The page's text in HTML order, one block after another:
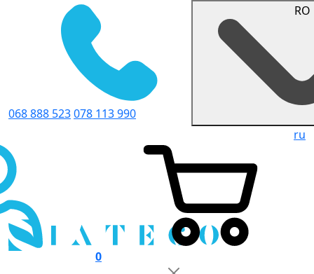
068 888 523078 113 990
ru
0